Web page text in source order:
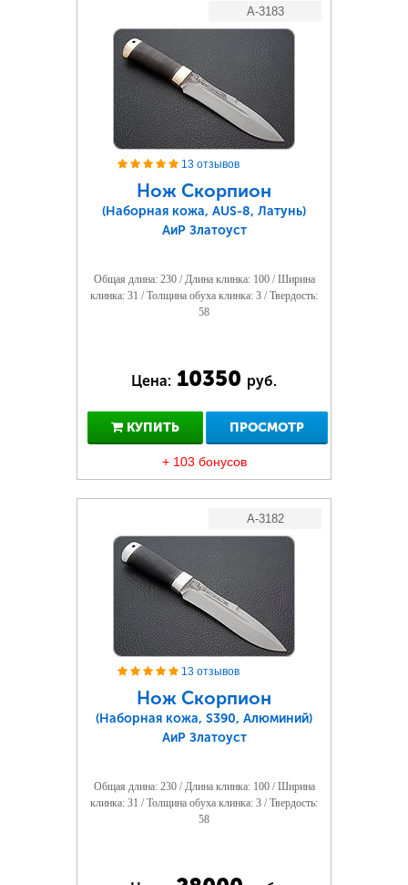
A-3183
13 отзывов
Нож Скорпион
(Наборная кожа, AUS-8, Латунь)
АиР Златоуст
Общая длина: 230 / Длина клинка: 100 / Ширина
клинка: 31 / Толщина обуха клинка: 3 / Твердость:
58
Цена: 10350 руб.
КУПИТЬ ПРОСМОТР
+ 103 бонусов
A-3182
13 отзывов
Нож Скорпион
(Наборная кожа, S390, Алюминий)
АиР Златоуст
Общая длина: 230 / Длина клинка: 100 / Ширина
клинка: 31 / Толщина обуха клинка: 3 / Твердость:
58